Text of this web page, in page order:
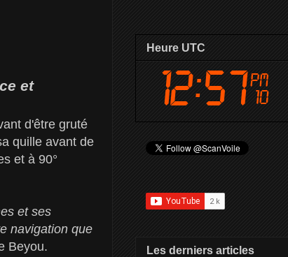
et
d'être gruté
quille avant de
et à 90°
et ses
navigation que
Beyou.
Heure UTC
Les derniers articles